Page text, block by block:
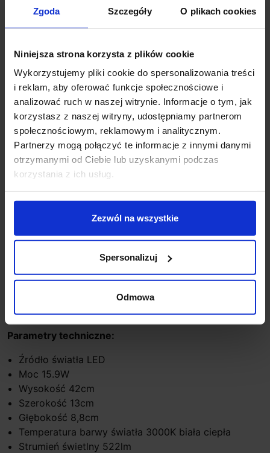
Zgoda Szczegóły O plikach cookies
Niniejsza strona korzysta z plików cookie
Wykorzystujemy pliki cookie do spersonalizowania treści
i reklam, aby oferować funkcje społecznościowe i
analizować ruch w naszej witrynie. Informacje o tym, jak
korzystasz z naszej witryny, udostępniamy partnerom
społecznościowym, reklamowym i analitycznym.
Partnerzy mogą połączyć te informacje z innymi danymi
otrzymanymi od Ciebie lub uzyskanymi podczas
korzystania z ich usług.
Zezwól na wszystkie
Spersonalizuj
Odmowa
sklep@salonled.pl
Koszt dostawy
Zapytaj o produkt
Opis
ASTRO Ako 420 do wyboru w 2 wersjach
kolorystycznych, dodaje luksusowego
przestrzeni gościnnych. Opalizujący dyfuzor z
poliwęglanu rzuca miękkie światło na ścianę bez
ostrych kątów.
Parametry techniczne:
Źródło światła LED
Moc 15.9W
Wysokość 42cm
Szerokość 13cm
Głębokość 8,8cm
Temperatura barwy światła 3000K biała ciepła
Strumień świetlny 522lm